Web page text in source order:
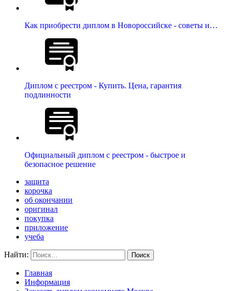
Как приобрести диплом в Новороссийске - советы и…
Диплом с реестром - Купить. Цена, гарантия
подлинности
Официальный диплом с реестром - быстрое и
безопасное решение
защита
корочка
об окончании
оригинал
покупка
приложение
учеба
Найти:
Главная
Информация